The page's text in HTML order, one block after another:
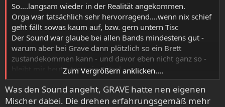
So….langsam wieder in der Realität angekommen.
Orga war tatsächlich sehr hervorragend….wenn nix schief
geht fällt sowas kaum auf, bzw. gern untern Tisc
Der Sound war glaube bei allen Bands mindestens gut -
warum aber bei Grave dann plötzlich so ein Brett
zustandekommen kann - und davor eben nicht ganz so -
bleibt mir heutzutage ein Rätsel.
Apropos Grave….bin mit Ola am Mikro „aufgewachsen“ -
die Sache mit der Urbesetzung ist für mich nicht
relevant….Grave indes schon.
Zum Vergrößern anklicken....
Was den Sound angeht, GRAVE hatte nen eigenen
Mischer dabei. Die drehen erfahrungsgemäß mehr